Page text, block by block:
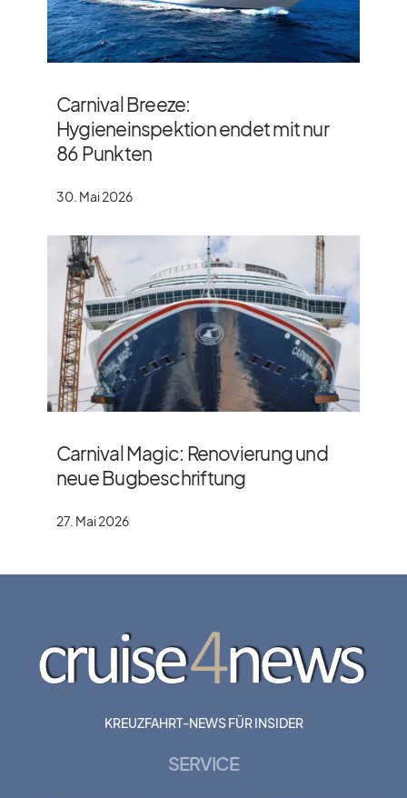
Carnival Breeze:
Hygieneinspektion endet mit nur
86 Punkten
30. Mai 2026
Carnival Magic: Renovierung und
neue Bugbeschriftung
27. Mai 2026
KREUZFAHRT-NEWS FÜR INSIDER
SERVICE